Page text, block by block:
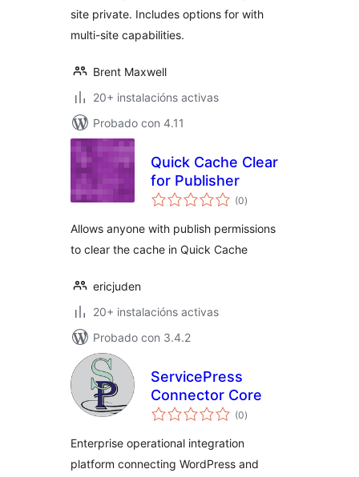
site private. Includes options for with
multi-site capabilities.
Brent Maxwell
20+ instalacións activas
Probado con 4.11
Quick Cache Clear
for Publisher
(0valoracións
totais
)
Allows anyone with publish permissions
to clear the cache in Quick Cache
ericjuden
20+ instalacións activas
Probado con 3.4.2
ServicePress
Connector Core
(0valoracións
totais
)
Enterprise operational integration
platform connecting WordPress and